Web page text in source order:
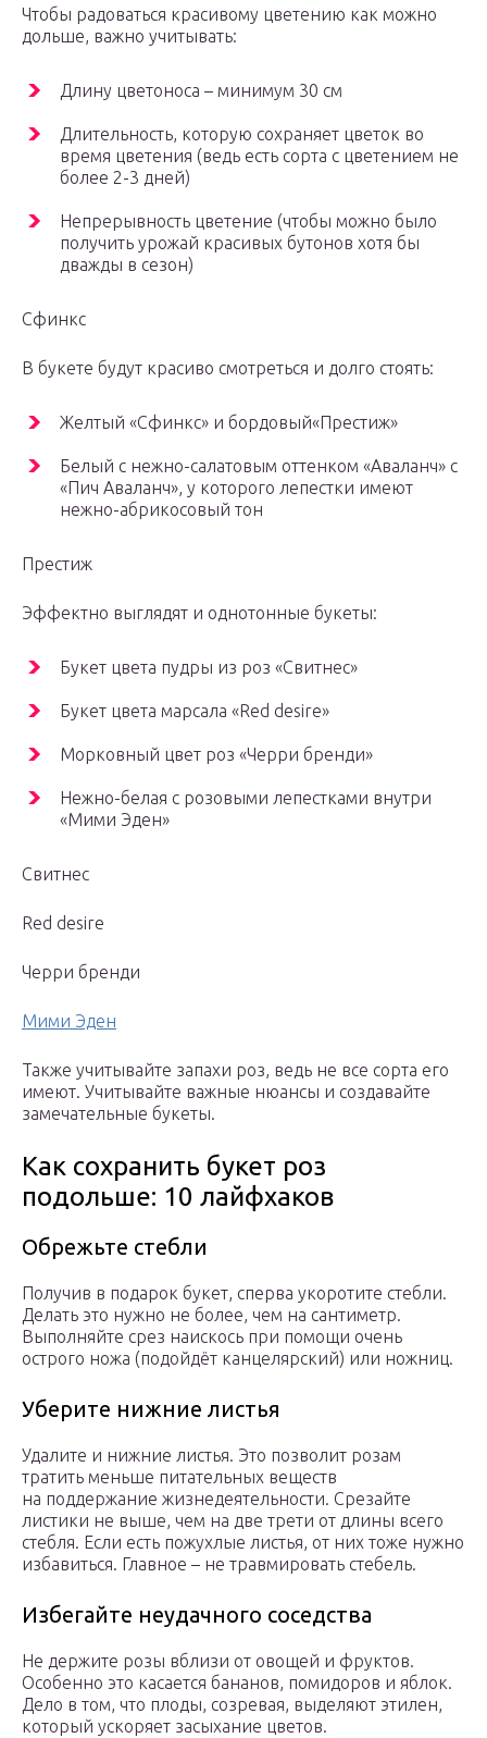
Чтобы радоваться красивому цветению как можно
дольше, важно учитывать:
Длину цветоноса – минимум 30 см
Длительность, которую сохраняет цветок во
время цветения (ведь есть сорта с цветением не
более 2-3 дней)
Непрерывность цветение (чтобы можно было
получить урожай красивых бутонов хотя бы
дважды в сезон)
Сфинкс
В букете будут красиво смотреться и долго стоять:
Желтый «Сфинкс» и бордовый«Престиж»
Белый с нежно-салатовым оттенком «Аваланч» с
«Пич Аваланч», у которого лепестки имеют
нежно-абрикосовый тон
Престиж
Эффектно выглядят и однотонные букеты:
Букет цвета пудры из роз «Свитнес»
Букет цвета марсала «Red desire»
Морковный цвет роз «Черри бренди»
Нежно-белая с розовыми лепестками внутри
«Мими Эден»
Свитнес
Red desire
Черри бренди
Мими Эден
Также учитывайте запахи роз, ведь не все сорта его
имеют. Учитывайте важные нюансы и создавайте
замечательные букеты.
Как сохранить букет роз
подольше: 10 лайфхаков
Обрежьте стебли
Получив в подарок букет, сперва укоротите стебли.
Делать это нужно не более, чем на сантиметр.
Выполняйте срез наискось при помощи очень
острого ножа (подойдёт канцелярский) или ножниц.
Уберите нижние листья
Удалите и нижние листья. Это позволит розам
тратить меньше питательных веществ
на поддержание жизнедеятельности. Срезайте
листики не выше, чем на две трети от длины всего
стебля. Если есть пожухлые листья, от них тоже нужно
избавиться. Главное – не травмировать стебель.
Избегайте неудачного соседства
Не держите розы вблизи от овощей и фруктов.
Особенно это касается бананов, помидоров и яблок.
Дело в том, что плоды, созревая, выделяют этилен,
который ускоряет засыхание цветов.